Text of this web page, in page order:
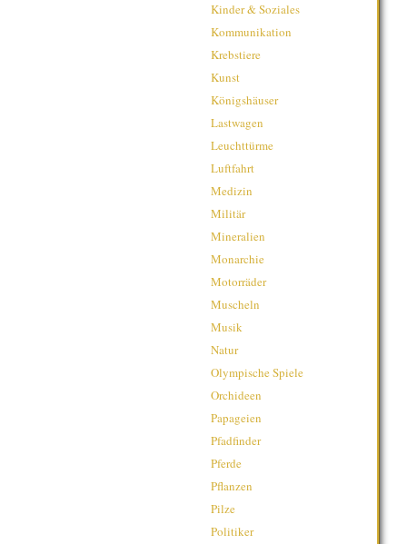
Kinder & Soziales
Kommunikation
Krebstiere
Kunst
Königshäuser
Lastwagen
Leuchttürme
Luftfahrt
Medizin
Militär
Mineralien
Monarchie
Motorräder
Muscheln
Musik
Natur
Olympische Spiele
Orchideen
Papageien
Pfadfinder
Pferde
Pflanzen
Pilze
Politiker